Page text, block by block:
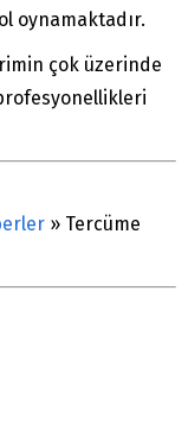
oynamaktadır.
çok üzerinde
» Tercüme